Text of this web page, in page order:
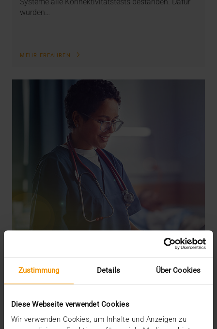
Zustimmung Details Über Cookies
Diese Webseite verwendet Cookies
Wir verwenden Cookies, um Inhalte und Anzeigen zu
wurden…
MEHR ERFAHREN